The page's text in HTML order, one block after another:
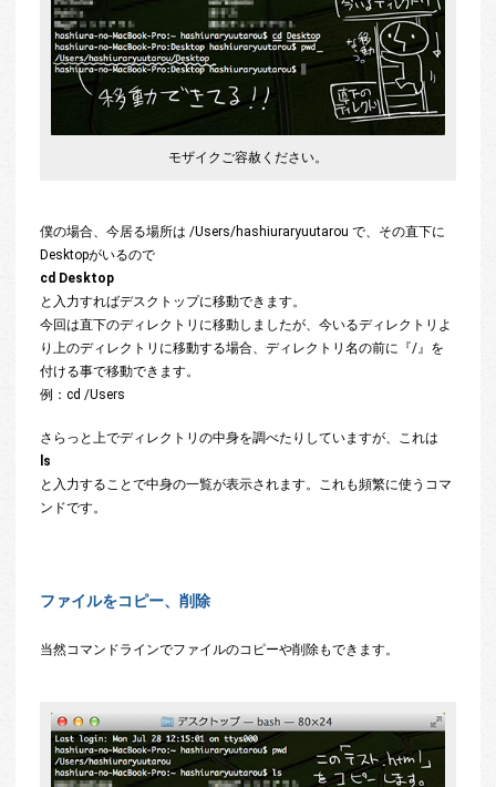
モザイクご容赦ください。
僕の場合、今居る場所は /Users/hashiuraryuutarou で、その直下に
Desktopがいるので
cd Desktop
と入力すればデスクトップに移動できます。
今回は直下のディレクトリに移動しましたが、今いるディレクトリよ
り上のディレクトリに移動する場合、ディレクトリ名の前に『/』を
付ける事で移動できます。
例：cd /Users
さらっと上でディレクトリの中身を調べたりしていますが、これは
ls
と入力することで中身の一覧が表示されます。これも頻繁に使うコマ
ンドです。
ファイルをコピー、削除
当然コマンドラインでファイルのコピーや削除もできます。